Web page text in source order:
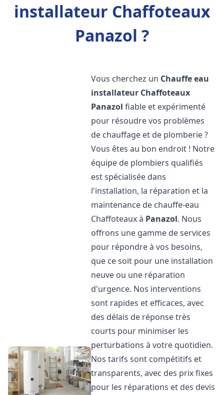
installateur Chaffoteaux
Panazol ?
Vous cherchez un Chauffe eau
installateur Chaffoteaux
Panazol fiable et expérimenté
pour résoudre vos problèmes
de chauffage et de plomberie ?
Vous êtes au bon endroit ! Notre
équipe de plombiers qualifiés
est spécialisée dans
l'installation, la réparation et la
maintenance de chauffe-eau
Chaffoteaux à Panazol. Nous
offrons une gamme de services
pour répondre à vos besoins,
que ce soit pour une installation
neuve ou une réparation
d'urgence. Nos interventions
sont rapides et efficaces, avec
des délais de réponse très
courts pour minimiser les
perturbations à votre quotidien.
Nos tarifs sont compétitifs et
transparents, avec des prix fixes
pour les réparations et des devis